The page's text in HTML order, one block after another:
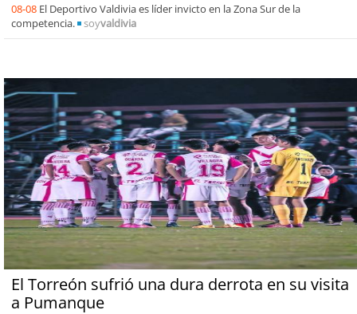
08-08 El Deportivo Valdivia es líder invicto en la Zona Sur de la
competencia.
soyvaldivia
El Torreón sufrió una dura derrota en su visita
a Pumanque